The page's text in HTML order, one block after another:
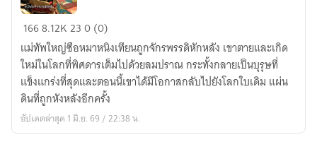
bloodbath
หนี้
เลือด
ตระ
กูล
ซือ
1668.12K230 (0)
แม่ทัพใหญ่ซือหมาหนิงเทียนถูกจักรพรรดิหักหลัง เขาตายและเกิด
ใหม่ในโลกที่พิศดารเต็มไปด้วยลมปราณ กระทั้งกลายเป็นบุรุษที่
แข็งแกร่งที่สุดและตอนนี้เขาได้มีโอกาสกลับไปยังโลกใบเดิม แผ่น
ดินที่ถูกหังหลังอีกครั้ง
อัปเดตล่าสุด 1 มิ.ย. 69 / 22:38 น.